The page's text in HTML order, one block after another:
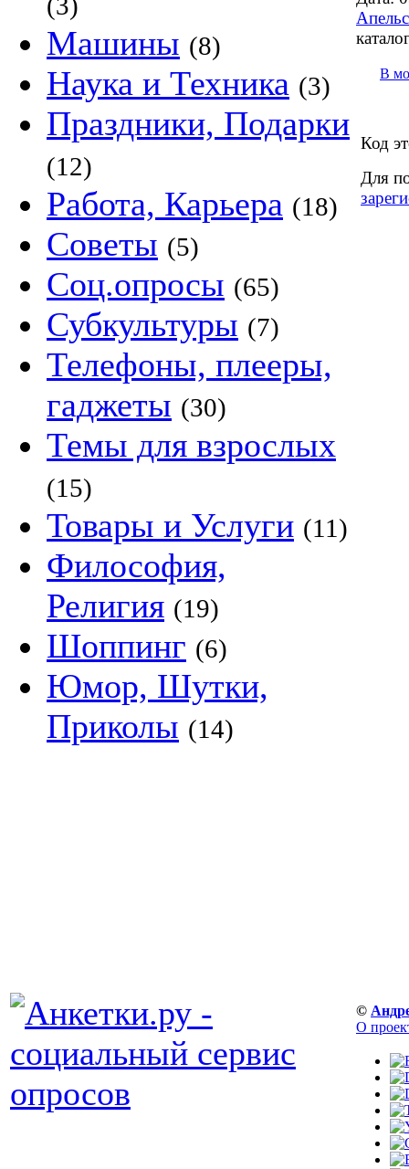
Машины (8)
Наука и Техника (3)
Праздники, Подарки
(12)
Работа, Карьера (18)
Советы (5)
Соц.опросы (65)
Субкультуры (7)
Телефоны, плееры,
гаджеты (30)
Темы для взрослых
(15)
Товары и Услуги (11)
Философия,
Религия (19)
Шоппинг (6)
Юмор, Шутки,
Приколы (14)
В
Код
Для
©
О